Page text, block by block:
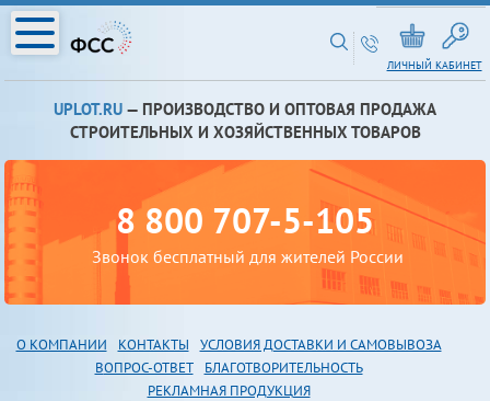
ЛИЧНЫЙ КАБИНЕТ
UPLOT.RU — ПРОИЗВОДСТВО И ОПТОВАЯ ПРОДАЖА
СТРОИТЕЛЬНЫХ И ХОЗЯЙСТВЕННЫХ ТОВАРОВ
8 800 707-5-105
Звонок бесплатный для жителей России
О КОМПАНИИ КОНТАКТЫ
УСЛОВИЯ ДОСТАВКИ И САМОВЫВОЗА
ВОПРОС-ОТВЕТ
БЛАГОТВОРИТЕЛЬНОСТЬ
РЕКЛАМНАЯ ПРОДУКЦИЯ